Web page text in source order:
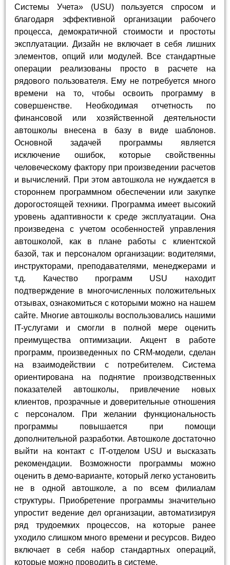
Системы Учета» (USU) пользуется спросом и
благодаря эффективной организации рабочего
процесса, демократичной стоимости и простоты
эксплуатации. Дизайн не включает в себя лишних
элементов, опций или модулей. Все стандартные
операции реализованы просто в расчете на
рядового пользователя. Ему не потребуется много
времени на то, чтобы освоить программу в
совершенстве. Необходимая отчетность по
финансовой или хозяйственной деятельности
автошколы внесена в базу в виде шаблонов.
Основной задачей программы является
исключение ошибок, которые свойственны
человеческому фактору при произведении расчетов
и вычислений. При этом автошкола не нуждается в
стороннем программном обеспечении или закупке
дорогостоящей техники. Программа имеет высокий
уровень адаптивности к среде эксплуатации. Она
произведена с учетом особенностей управления
автошколой, как в плане работы с клиентской
базой, так и персоналом организации: водителями,
инструкторами, преподавателями, менеджерами и
т.д. Качество программ USU находит
подтверждение в многочисленных положительных
отзывах, ознакомиться с которыми можно на нашем
сайте. Многие автошколы воспользовались нашими
IT-услугами и смогли в полной мере оценить
преимущества оптимизации. Акцент в работе
программ, произведенных по CRM-модели, сделан
на взаимодействии с потребителем. Система
ориентирована на поднятие производственных
показателей автошколы, привлечение новых
клиентов, прозрачные и доверительные отношения
с персоналом. При желании функциональность
программы повышается при помощи
дополнительной разработки. Автошколе достаточно
выйти на контакт с IT-отделом USU и высказать
рекомендации. Возможности программы можно
оценить в демо-варианте, который легко установить
не в одной автошколе, а по всем филиалам
структуры. Приобретение программы значительно
упростит ведение дел организации, автоматизируя
ряд трудоемких процессов, на которые ранее
уходило слишком много времени и ресурсов. Видео
включает в себя набор стандартных операций,
которые можно проводить в системе.